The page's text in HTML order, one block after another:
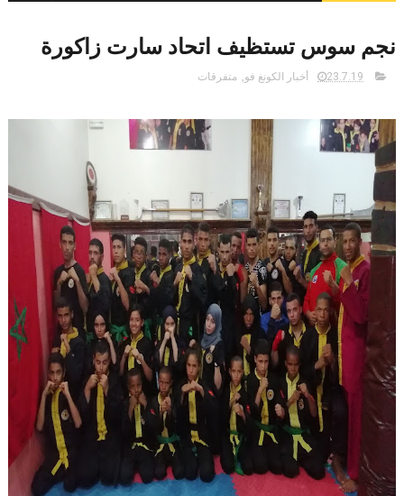
نجم سوس تستظيف اتحاد سارت زاكورة
23.7.19 أخبار الكونغ فو متفرقات